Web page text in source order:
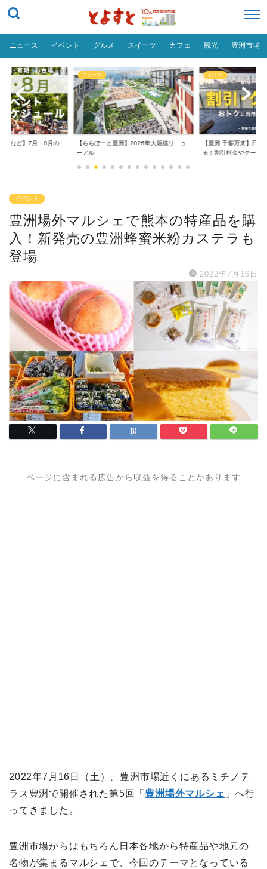
ニュース イベント グルメ スイーツ カフェ 観光 豊洲市場
場など】7月・8月の
ニュース
【ららぽーと豊洲】2026年大規模リニュ
ーアル
おトク
【豊洲 千客万来】日帰
る！割引料金やクーポ...
イベント
豊洲場外マルシェで熊本の特産品を購
入！新発売の豊洲蜂蜜米粉カステラも
登場
2022年7月16日
ページに含まれる広告から収益を得ることがあります
2022年7月16日（土）、豊洲市場近くにあるミチノテ
ラス豊洲で開催された第5回「 豊洲場外マルシェ 」へ行
ってきました。
豊洲市場からはもちろん日本各地から特産品や地元の
名物が集まるマルシェで、今回のテーマとなっている